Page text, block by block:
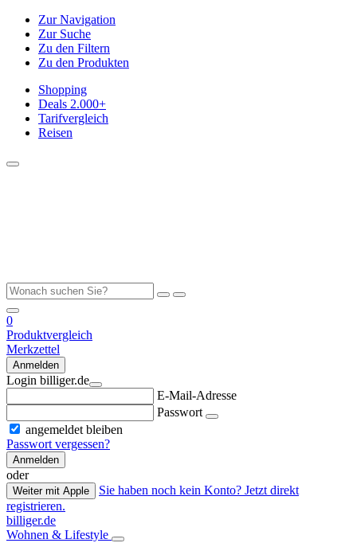
Zur Navigation
Zur Suche
Zu den Filtern
Zu den Produkten
Shopping
Deals 2.000+
Tarifvergleich
Reisen
0
Produktvergleich
Merkzettel
Anmelden
Login billiger.de
E-Mail-Adresse
Passwort
angemeldet bleiben
Passwort vergessen?
Anmelden
oder
Weiter mit Apple
Sie haben noch kein Konto? Jetzt direkt
registrieren.
billiger.de
Wohnen & Lifestyle